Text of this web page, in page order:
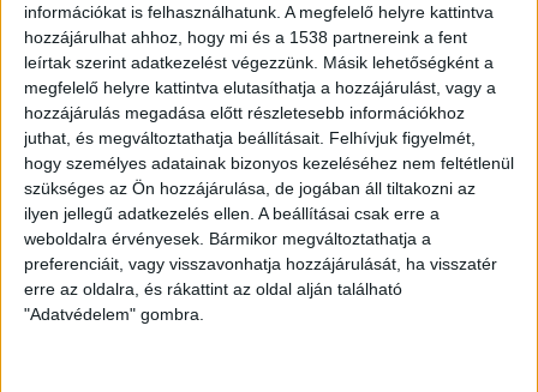
információkat is felhasználhatunk. A megfelelő helyre kattintva
hozzájárulhat ahhoz, hogy mi és a 1538 partnereink a fent
leírtak szerint adatkezelést végezzünk. Másik lehetőségként a
megfelelő helyre kattintva elutasíthatja a hozzájárulást, vagy a
hozzájárulás megadása előtt részletesebb információkhoz
juthat, és megváltoztathatja beállításait. Felhívjuk figyelmét,
hogy személyes adatainak bizonyos kezeléséhez nem feltétlenül
szükséges az Ön hozzájárulása, de jogában áll tiltakozni az
ilyen jellegű adatkezelés ellen. A beállításai csak erre a
weboldalra érvényesek. Bármikor megváltoztathatja a
preferenciáit, vagy visszavonhatja hozzájárulását, ha visszatér
erre az oldalra, és rákattint az oldal alján található
"Adatvédelem" gombra.
Hoppon maradtak a villanyautós támogatási
program utolsó pályázói